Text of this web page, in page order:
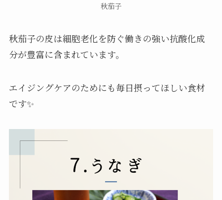
秋茄子
秋茄子の皮は細胞老化を防ぐ働きの強い抗酸化成
分が豊富に含まれています。
エイジングケアのためにも毎日摂ってほしい食材
です✨